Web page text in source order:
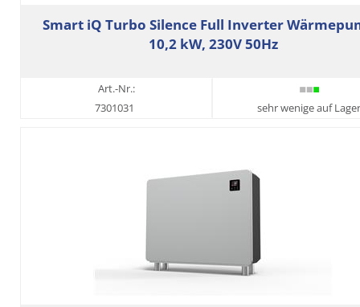
Smart iQ Turbo Silence Full Inverter
10,2 kW, 230V 50Hz
Art.-Nr.:
7301031
sehr wenige auf Lager